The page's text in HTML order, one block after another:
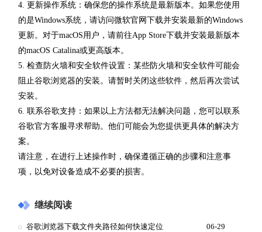
4. 更新操作系统：确保您的操作系统是最新版本。如果您使用
的是Windows系统，请访问微软官网下载并安装最新的Windows
更新。对于macOS用户，请前往App Store下载并安装最新版本
的macOS Catalina或更高版本。
5. 检查防火墙和安全软件设置：某些防火墙和安全软件可能会
阻止谷歌浏览器的安装。请暂时关闭这些软件，然后再次尝试
安装。
6. 联系谷歌支持：如果以上方法都无法解决问题，您可以联系
谷歌官方客服寻求帮助。他们可能会为您提供更具体的解决方
案。
请注意，在进行上述操作时，确保遵循正确的步骤和注意事
项，以免对设备造成不必要的损害。
继续阅读
谷歌浏览器下载文件夹路径如何快速定位 06-29